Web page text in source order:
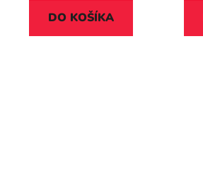
DO KOŠÍKA